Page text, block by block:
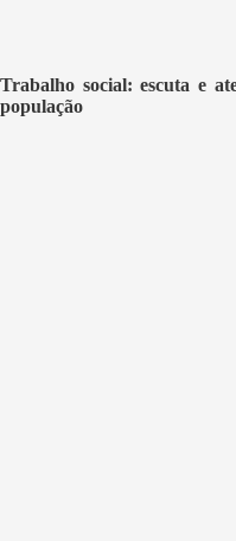
Trabalho social: escuta e
população